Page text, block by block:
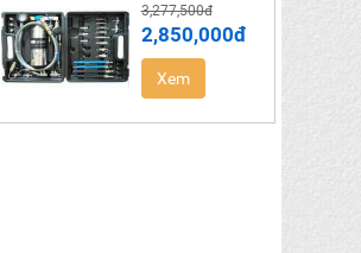
3,277,500đ
2,850,000đ
Xem